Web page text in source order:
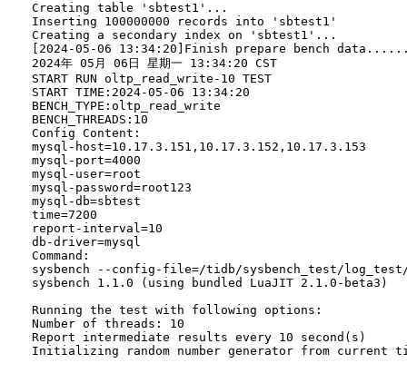
Creating table 'sbtest1'...
Inserting 100000000 records into 'sbtest1'
Creating a secondary index on 'sbtest1'...
[2024-05-06 13:34:20]Finish prepare bench
2024年 05月 06日 星期一 13:34:20 CST
START RUN oltp_read_write-10 TEST
START TIME:2024-05-06 13:34:20
BENCH_TYPE:oltp_read_write
BENCH_THREADS:10
Config Content:
mysql-host=10.17.3.151,10.17.3.152,10.17.3.153
mysql-port=4000
mysql-user=root
mysql-password=root123
mysql-db=sbtest
time=7200
report-interval=10
db-driver=mysql
Command:
sysbench --config-file=/tidb/sysbench_test/
sysbench 1.1.0 (using bundled LuaJIT 2.1.0-beta3)
Running the test with following options:
Number of threads: 10
Report intermediate results every 10 second(s)
Initializing random number generator from current